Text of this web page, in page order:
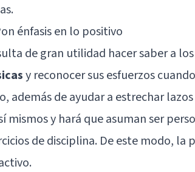
énfasis en lo positivo
de gran utilidad hacer saber a
y reconocer sus esfuerzos
además de ayudar a estrechar
mismosy hará que asuman ser
de disciplina. De este modo,